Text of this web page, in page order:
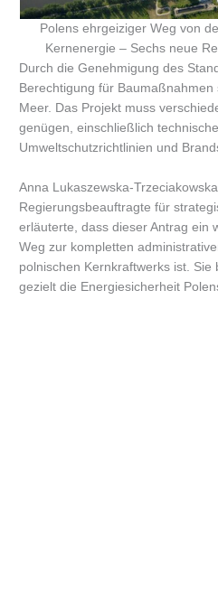
Polens ehrgeiziger Weg von
Kernenergie – Sechs neue
Durch die Genehmigung des
Berechtigung für
Meer. Das Projekt muss
genügen, einschließlich
Umweltschutzrichtlinien und
Anna Lukaszewska-
Regierungsbeauftragte für
erläuterte, dass dieser Antrag ein
Weg zur kompletten
polnischen Kernkraftwerks ist.
gezielt die Energiesicherheit